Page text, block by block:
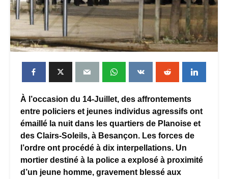
À l’occasion du 14-Juillet, des affrontements
entre policiers et jeunes individus agressifs ont
émaillé la nuit dans les quartiers de Planoise et
des Clairs-Soleils, à Besançon. Les forces de
l’ordre ont procédé à dix interpellations. Un
mortier destiné à la police a explosé à proximité
d’un jeune homme, gravement blessé aux